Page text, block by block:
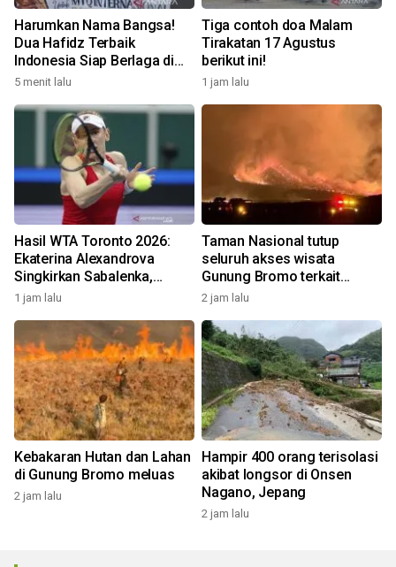
Harumkan Nama Bangsa!
Dua Hafidz Terbaik
Indonesia Siap Berlaga di
MTQ Internasional Maroko
5 menit lalu
Tiga contoh doa Malam
Tirakatan 17 Agustus
berikut ini!
1 jam lalu
Hasil WTA Toronto 2026:
Ekaterina Alexandrova
Singkirkan Sabalenka,
Swiatek Segel Tiket
1 jam lalu
Taman Nasional tutup
seluruh akses wisata
Gunung Bromo terkait
kebakaran hutan dan lahan
2 jam lalu
Kebakaran Hutan dan Lahan
di Gunung Bromo meluas
2 jam lalu
Hampir 400 orang terisolasi
akibat longsor di Onsen
Nagano, Jepang
2 jam lalu